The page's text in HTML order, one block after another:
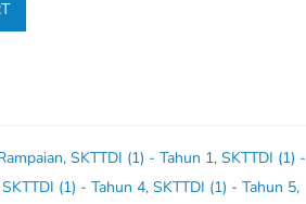
, SKTTDI (1) - Tahun 1, SKTTDI (1) -
SKTTDI (1) - Tahun 4, SKTTDI (1) - Tahun 5,